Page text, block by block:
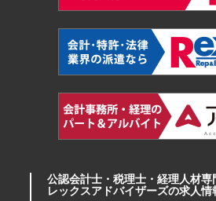
公認会計士・税理士・経理人材専
レックスアドバイザーズの求人情